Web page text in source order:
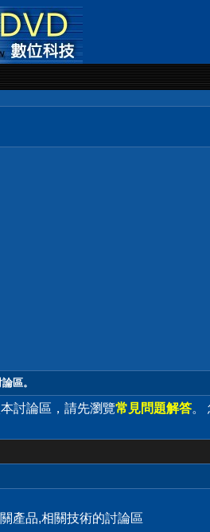
區。
討論區，請先瀏覽常見問題解答。
產品,相關技術的討論區